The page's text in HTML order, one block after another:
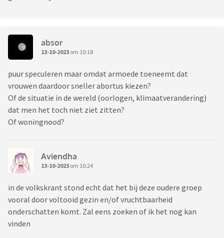
absor
13-10-2023 om 10:18
puur speculeren maar omdat armoede toeneemt dat
vrouwen daardoor sneller abortus kiezen?
Of de situatie in de wereld (oorlogen, klimaatverandering)
dat men het toch niet ziet zitten?
Of woningnood?
Aviendha
13-10-2023 om 10:24
in de volkskrant stond echt dat het bij deze oudere groep
vooral door voltooid gezin en/of vruchtbaarheid
onderschatten komt. Zal eens zoeken of ik het nog kan
vinden